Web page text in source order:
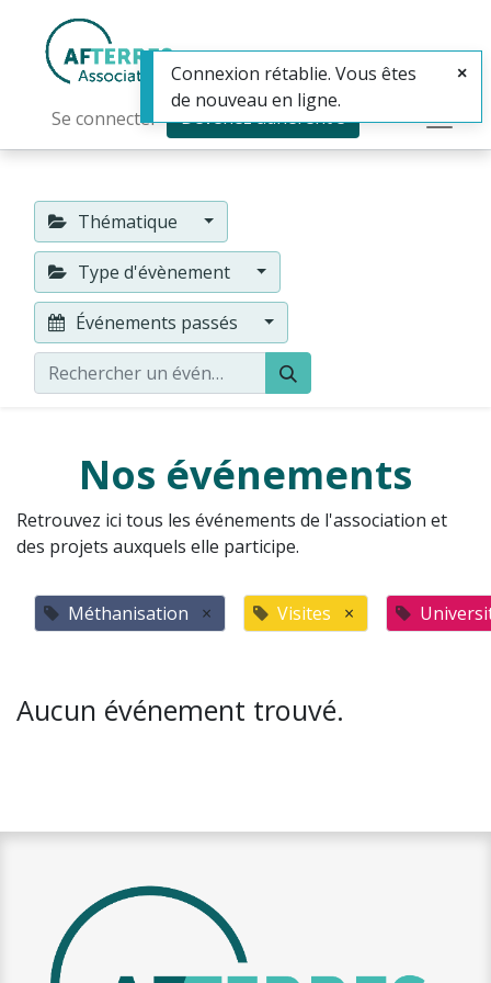
Se connecter Devenez adhérent·e
Thématique
Type d'évènement
Événements passés
Nos événements
Retrouvez ici tous les événements de l'association et
des projets auxquels elle participe.
Méthanisation × Visites ×
Aucun événement trouvé.
Connexion rétablie. Vous êtes
de nouveau en ligne.